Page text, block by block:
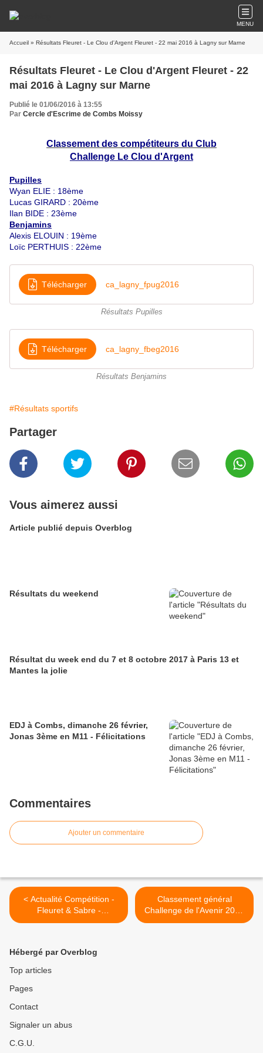
MENU
Accueil » Résultats Fleuret - Le Clou d'Argent Fleuret - 22 mai 2016 à Lagny sur Marne
Résultats Fleuret - Le Clou d'Argent Fleuret - 22
mai 2016 à Lagny sur Marne
Publié le 01/06/2016 à 13:55
Par Cercle d'Escrime de Combs Moissy
Classement des compétiteurs du Club
Challenge Le Clou d'Argent
Pupilles
Wyan ELIE : 18ème
Lucas GIRARD : 20ème
Ilan BIDE : 23ème
Benjamins
Alexis ELOUIN : 19ème
Loïc PERTHUIS : 22ème
Télécharger ca_lagny_fpug2016
Résultats Pupilles
Télécharger ca_lagny_fbeg2016
Résultats Benjamins
#Résultats sportifs
Partager
Vous aimerez aussi
Article publié depuis Overblog
Résultats du weekend
Résultat du week end du 7 et 8 octobre 2017 à Paris 13 et
Mantes la jolie
EDJ à Combs, dimanche 26 février,
Jonas 3ème en M11 - Félicitations
Commentaires
Ajouter un commentaire
< Actualité Compétition -
Fleuret & Sabre -
Championnats de France
à Le Mée sur Seine
Classement général
Challenge de l'Avenir 2016
>
Hébergé par Overblog
Top articles
Pages
Contact
Signaler un abus
C.G.U.